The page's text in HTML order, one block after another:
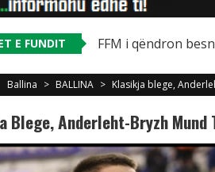
E FUNDIT FFM i qëndron
Ballina > BALLINA > Klasikja blege,
Blege, Anderleht-Bryzh Mund